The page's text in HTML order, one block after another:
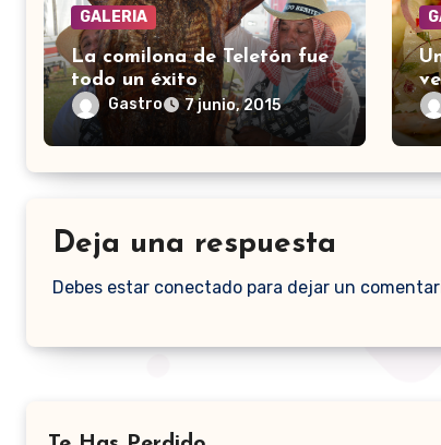
GALERIA
La comilona de Teletón fue
todo un éxito
Gastro 7 junio, 2015
Deja una respuesta
Debes estar conectado para dejar un